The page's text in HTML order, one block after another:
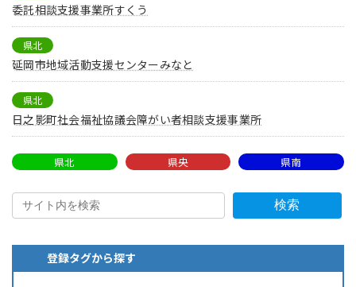
委託相談支援事業所すくう
県北
延岡市地域活動支援センターみなと
県北
日之影町社会福祉協議会障がい者相談支援事業所
県北 県央 県南
検索
登録タグから探す